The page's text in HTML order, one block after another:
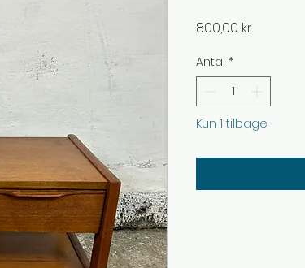
800,00 kr.Pris
Antal *
Kun 1 tilbage